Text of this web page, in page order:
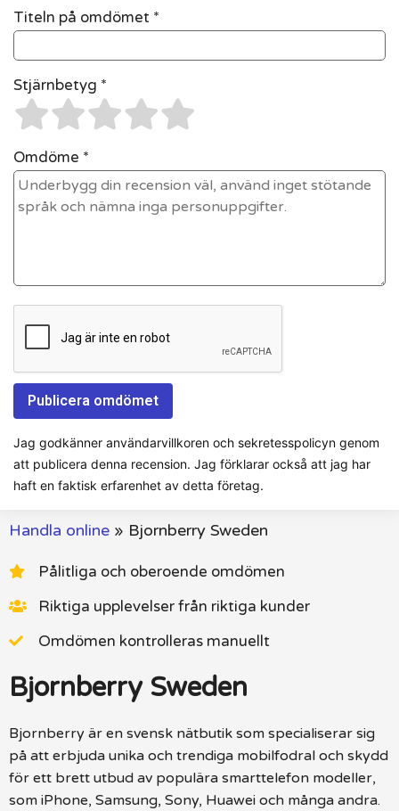
Titeln på omdömet *
Stjärnbetyg *
Omdöme *
Jag godkänner användarvillkoren och sekretesspolicyn genom
att publicera denna recension. Jag förklarar också att jag har
haft en faktisk erfarenhet av detta företag.
Handla online » Bjornberry Sweden
Pålitliga och oberoende omdömen
Riktiga upplevelser från riktiga kunder
Omdömen kontrolleras manuellt
Bjornberry Sweden
Bjornberry är en svensk nätbutik som specialiserar sig
på att erbjuda unika och trendiga mobilfodral och skydd
för ett brett utbud av populära smarttelefon modeller,
som iPhone, Samsung, Sony, Huawei och många andra.